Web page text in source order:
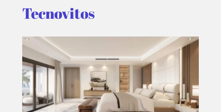
Tecnovitos